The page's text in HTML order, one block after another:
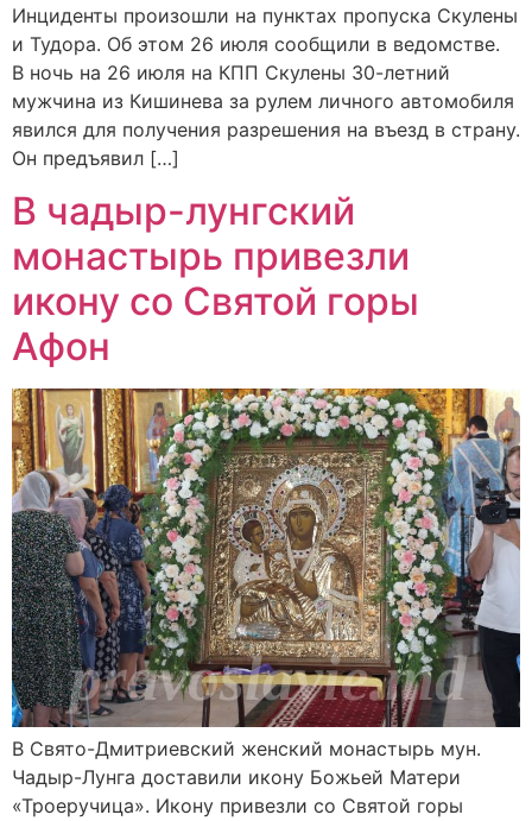
Инциденты произошли на пунктах пропуска Скулены
и Тудора. Об этом 26 июля сообщили в ведомстве.
В ночь на 26 июля на КПП Скулены 30-летний
мужчина из Кишинева за рулем личного автомобиля
явился для получения разрешения на въезд в страну.
Он предъявил […]
В чадыр-лунгский
монастырь привезли
икону со Святой горы
Афон
В Свято-Дмитриевский женский монастырь мун.
Чадыр-Лунга доставили икону Божьей Матери
«Троеручица». Икону привезли со Святой горы